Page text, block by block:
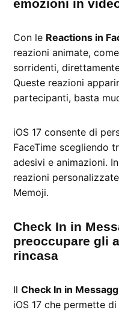
emozioni in
Con le Reactions in
reazioni animate,
sorridenti,
Queste reazioni
partecipanti, basta
iOS 17 consente di
FaceTime scegliendo
adesivi e animazioni.
reazioni
Memoji.
Check In in
preoccupare gli
rincasa
IlCheck In in
iOS 17 che permette